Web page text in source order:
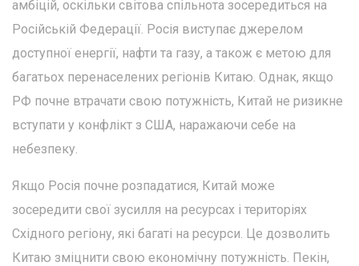
амбіцій, оскільки світова спільнота зосередиться на
Російській Федерації. Росія виступає джерелом
доступної енергії, нафти та газу, а також є метою для
багатьох перенаселених регіонів Китаю. Однак, якщо
РФ почне втрачати свою потужність, Китай не ризикне
вступати у конфлікт з США, наражаючи себе на
небезпеку.
Якщо Росія почне розпадатися, Китай може
зосередити свої зусилля на ресурсах і територіях
Східного регіону, які багаті на ресурси. Це дозволить
Китаю зміцнити свою економічну потужність. Пекін,